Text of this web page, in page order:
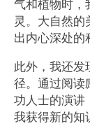
灵。大自然
出内心深处的
此外，我还
径。通过阅读
功人士的演讲
我获得新的知